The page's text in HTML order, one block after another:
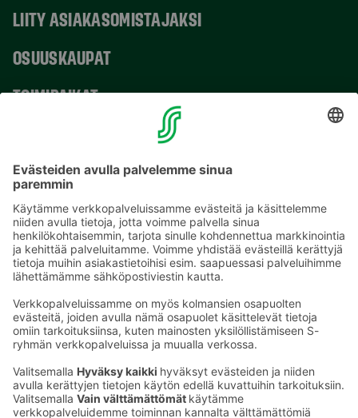
LIITY ASIAKASOMISTAJAKSI
OSUUSKAUPAT
TOIMIPAIKAT
Sähköpostiosoitteet S-ryhmässä ovat muotoa
etunimi.sukunimi@sok.fi
Seuraa meitä: